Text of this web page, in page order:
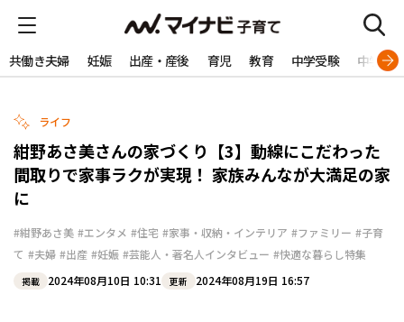
共働き夫婦 妊娠 出産・産後 育児 教育 中学受験 中学生
ライフ
紺野あさ美さんの家づくり【3】動線にこだわった
間取りで家事ラクが実現！ 家族みんなが大満足の家
に
#紺野あさ美 #エンタメ #住宅 #家事・収納・インテリア #ファミリー #子育
て #夫婦 #出産 #妊娠 #芸能人・著名人インタビュー #快適な暮らし特集
掲載 2024年08月10日 10:31 更新 2024年08月19日 16:57